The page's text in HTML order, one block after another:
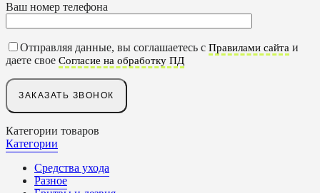
Ваш номер телефона
Отправляя данные, вы соглашаетесь с Правилами сайта и
даете свое Согласие на обработку ПД
Категории товаров
Категории
Средства ухода
Разное